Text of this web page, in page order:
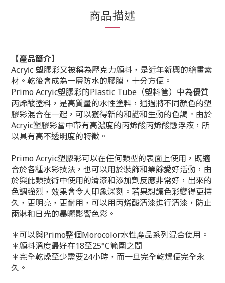
商品描述
【產品簡介】
Acryic 塑膠彩又被稱為壓克力顏料，是近年新興的繪畫素
材。乾後會成為一層防水的膠膜，十分方便。
Primo Acryic塑膠彩的Plastic Tube（塑料管）中為優質
丙烯酸塗料，是高質量的水性塗料，通過將不同顏色的塑
膠彩混合在一起，可以獲得新的和諧和生動的色調。由於
Acryic塑膠彩當中帶有高濃度的丙烯酸丙烯酸懸浮液，所
以具有高不透明度的特徵。
Primo Acryic塑膠彩可以在任何類型的表面上使用，既適
合於各種水彩技法，也可以用於裝飾和業餘愛好活動，由
於與此類技術中使用的清漆和添加劑反應非常好，出來的
色調強烈，效果會令人印象深刻。若果想讓色彩變得更持
久，更明亮，更耐用，可以用丙烯酸清漆進行清漆，防止
雨淋和日光的暴曬影響色彩。
＊可以與Primo整個Morocolor水性產品系列混合使用。
＊顏料溫度最好在18至25°C範圍之間
＊完全乾燥至少需要24小時，而一旦完全乾燥便完全永
久。